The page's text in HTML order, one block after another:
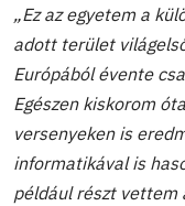
„Ez az egyetem a
adott terület
Európából évente
Egészen kiskorom
versenyeken is
informatikával is
például részt vettem